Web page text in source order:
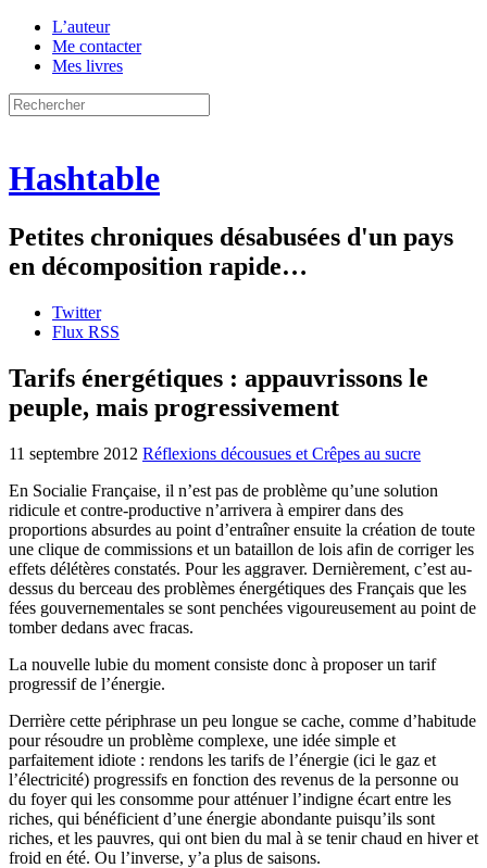
L’auteur
Me contacter
Mes livres
Hashtable
Petites chroniques désabusées d'un pays
en décomposition rapide…
Twitter
Flux RSS
Tarifs énergétiques : appauvrissons le
peuple, mais progressivement
11 septembre 2012 Réflexions décousues et Crêpes au sucre
En Socialie Française, il n’est pas de problème qu’une solution
ridicule et contre-productive n’arrivera à empirer dans des
proportions absurdes au point d’entraîner ensuite la création de toute
une clique de commissions et un bataillon de lois afin de corriger les
effets délétères constatés. Pour les aggraver. Dernièrement, c’est au-
dessus du berceau des problèmes énergétiques des Français que les
fées gouvernementales se sont penchées vigoureusement au point de
tomber dedans avec fracas.
La nouvelle lubie du moment consiste donc à proposer un tarif
progressif de l’énergie.
Derrière cette périphrase un peu longue se cache, comme d’habitude
pour résoudre un problème complexe, une idée simple et
parfaitement idiote : rendons les tarifs de l’énergie (ici le gaz et
l’électricité) progressifs en fonction des revenus de la personne ou
du foyer qui les consomme pour atténuer l’indigne écart entre les
riches, qui bénéficient d’une énergie abondante puisqu’ils sont
riches, et les pauvres, qui ont bien du mal à se tenir chaud en hiver et
froid en été. Ou l’inverse, y’a plus de saisons.